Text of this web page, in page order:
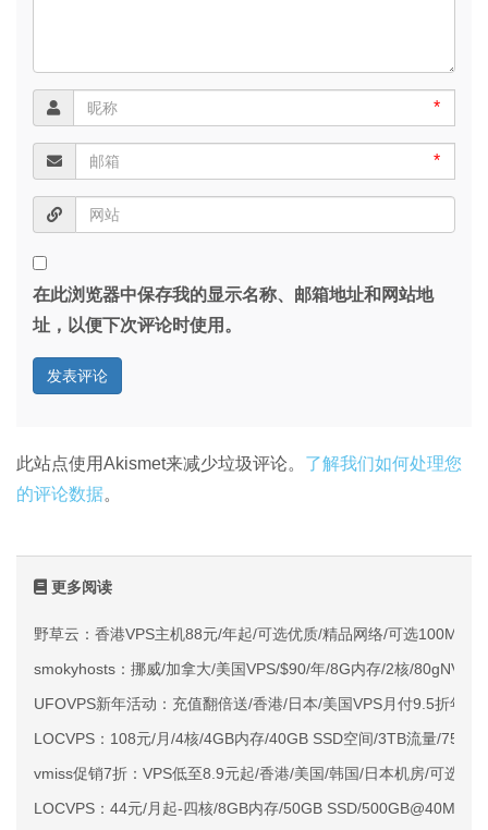
*
*
在此浏览器中保存我的显示名称、邮箱地址和网站地
址，以便下次评论时使用。
此站点使用Akismet来减少垃圾评论。 了解我们如何处理您
的评论数据。
更多阅读
野草云：香港VPS主机88元/年起/可选优质/精品网络/可选100M不
smokyhosts：挪威/加拿大/美国VPS/$90/年/8G内存/2核/
UFOVPS新年活动：充值翻倍送/香港/日本/美国VPS月付9.5折年
LOCVPS：108元/月/4核/4GB内存/40GB SSD空间/3TB流量/
vmiss促销7折：VPS低至8.9元起/香港/美国/韩国/日本机房/可选
LOCVPS：44元/月起-四核/8GB内存/50GB SSD/